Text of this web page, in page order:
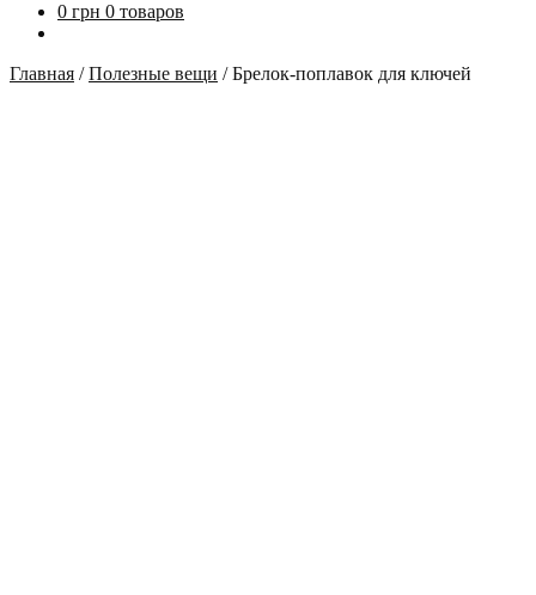
0 грн 0 товаров
Главная /Полезные вещи /Брелок-поплавок для ключей